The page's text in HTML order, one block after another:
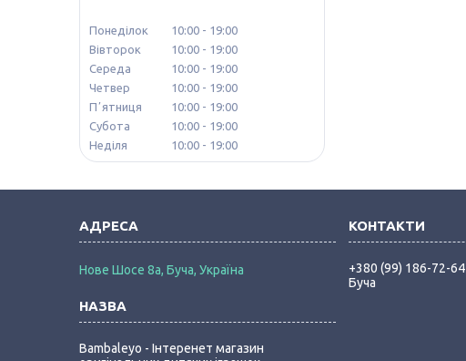
Понеділок 10:00
19:00
Вівторок
10:00
19:00
Середа
10:00
19:00
Четвер
10:00
19:00
Пʼятниця
10:00
19:00
Субота
10:00
19:00
Неділя
10:00 19:00
Нове Шосе 8а, Буча, Україна
Bambaleyo - Інтеренет магазин
+380 (99) 186-72-64
Буча